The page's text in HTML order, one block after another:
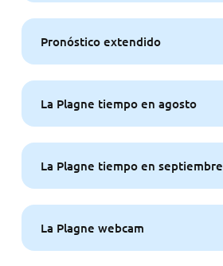
Pronóstico extendido
La Plagne tiempo en agosto
La Plagne tiempo en septiembre
La Plagne webcam